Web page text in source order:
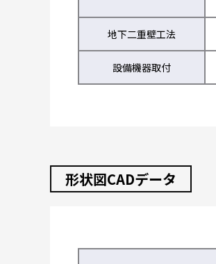
地下二重壁工法
設備機器取付
形状図CADデータ